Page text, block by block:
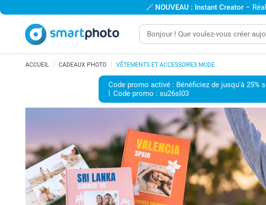
🪄 NOUVEAU : Instant Creator –
ACCUEIL CADEAUX PHOTO VÊTEMENTS ET ACCESSOIRES MODE
Code promo activé : Bénéficiez de jusqu'à
Code promo : su26sl03